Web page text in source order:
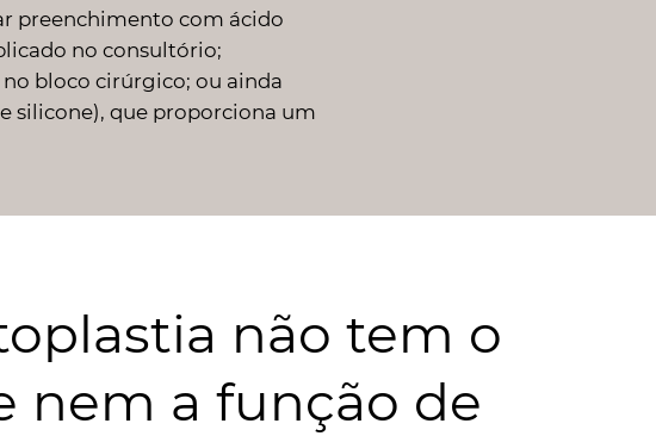
preenchimento com ácido
no consultório;
bloco cirúrgico; ou ainda
silicone), que proporciona um
não tem o
nem a função de